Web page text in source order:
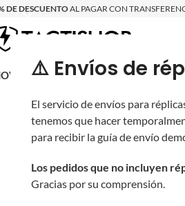
⚠️ Envíos de
El servicio de envíos para
tenemos que hacer
para recibir la guía de envío
Los pedidos que no incluyen
Gracias por su comprensión.
DE DESCUENTOAL PAGAR CON
RÉPLICASPARTES Y